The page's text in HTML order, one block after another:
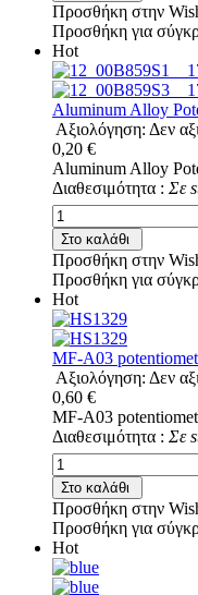
Προσθήκη στην
Προσθήκη για
Hot
Aluminum Alloy
Αξιολόγηση: Δεν
0,20 €
Aluminum Alloy
Διαθεσιμότητα : Σε
Στο καλάθι
Προσθήκη στην
Προσθήκη για
Hot
MF-A03
Αξιολόγηση: Δεν
0,60 €
MF-A03
Διαθεσιμότητα : Σε
Στο καλάθι
Προσθήκη στην
Προσθήκη για
Hot